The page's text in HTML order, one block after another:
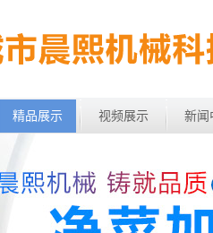
精品展示 视频展示 新闻